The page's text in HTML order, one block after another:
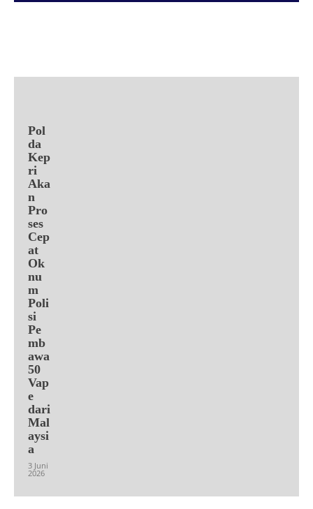
Pol
da
Kep
ri
Aka
n
Pro
ses
Cep
at
Ok
nu
m
Poli
si
Pe
mb
awa
50
Vap
e
dari
Mal
aysi
a
3 Juni
2026